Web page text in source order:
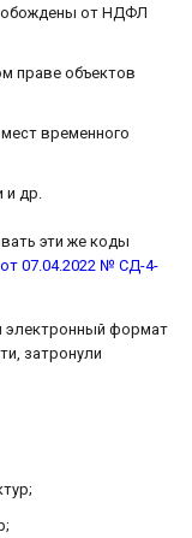
от НДФЛ
праве объектов
временного
и др.
эти же коды
от 07.04.2022 № СД-4-
электронный формат
затронули